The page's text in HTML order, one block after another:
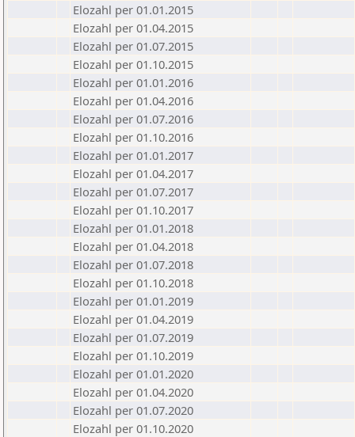
Elozahl per 01.01.2015
Elozahl per 01.04.2015
Elozahl per 01.07.2015
Elozahl per 01.10.2015
Elozahl per 01.01.2016
Elozahl per 01.04.2016
Elozahl per 01.07.2016
Elozahl per 01.10.2016
Elozahl per 01.01.2017
Elozahl per 01.04.2017
Elozahl per 01.07.2017
Elozahl per 01.10.2017
Elozahl per 01.01.2018
Elozahl per 01.04.2018
Elozahl per 01.07.2018
Elozahl per 01.10.2018
Elozahl per 01.01.2019
Elozahl per 01.04.2019
Elozahl per 01.07.2019
Elozahl per 01.10.2019
Elozahl per 01.01.2020
Elozahl per 01.04.2020
Elozahl per 01.07.2020
Elozahl per 01.10.2020